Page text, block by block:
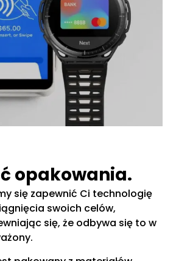
opakowania.
się zapewnić Ci technologię
swoich celów,
się, że odbywa się to w